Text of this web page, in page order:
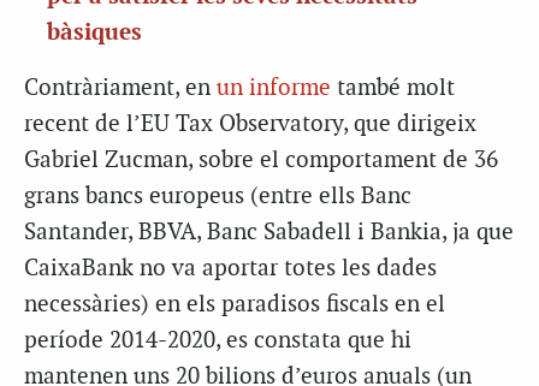
bàsiques
Contràriament, en un informe també molt
recent de l’EU Tax Observatory, que dirigeix
Gabriel Zucman, sobre el comportament de 36
grans bancs europeus (entre ells Banc
Santander, BBVA, Banc Sabadell i Bankia, ja que
CaixaBank no va aportar totes les dades
necessàries) en els paradisos fiscals en el
període 2014-2020, es constata que hi
mantenen uns 20 bilions d’euros anuals (un